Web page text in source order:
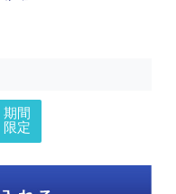
期間
限定